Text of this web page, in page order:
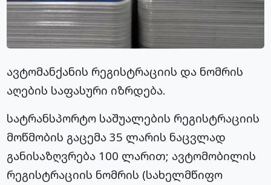
ავტომანქანის რეგისტრაციის და ნომრის
აღების საფასური იზრდება.
სატრანსპორტო საშუალების რეგისტრაციის
მოწმობის გაცემა 35 ლარის ნაცვლად
განისაზღვრება 100 ლარით; ავტომობილის
რეგისტრაციის ნომრის (სახელმწიფო